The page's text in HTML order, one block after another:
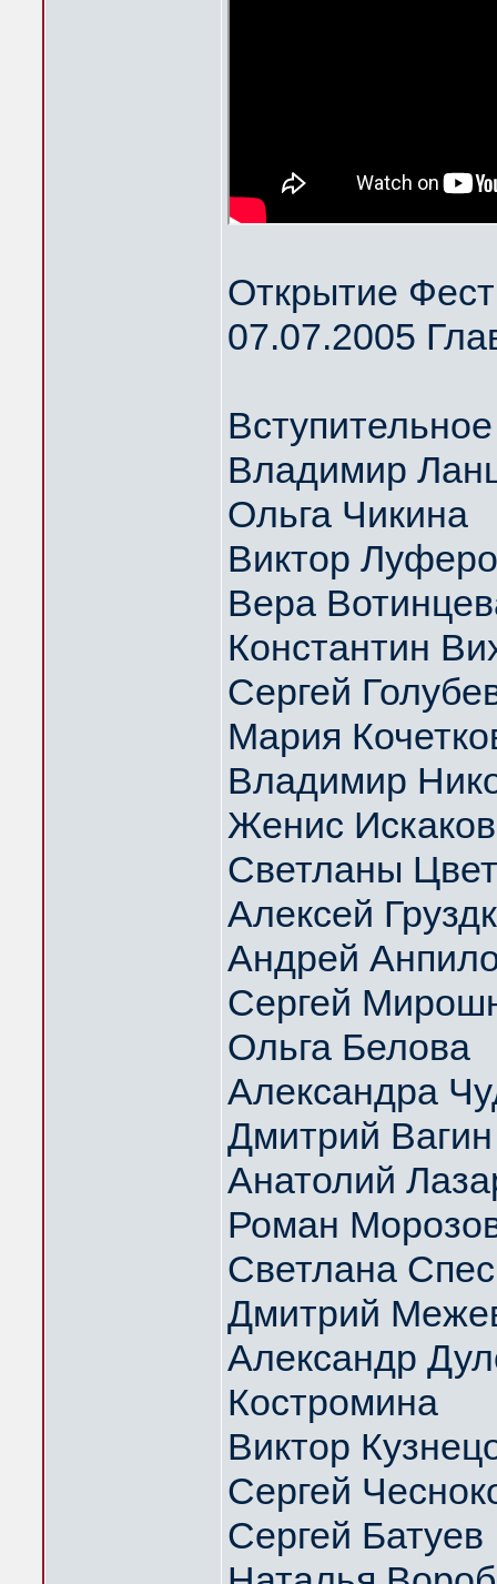
Открытие
07.07.2005
Владимир
Ольга Чикина
Виктор
Вера
Константин
Сергей
Мария
Владимир
Женис
Светланы
Алексей
Андрей
Сергей
Ольга Белова
Александра
Дмитрий
Анатолий
Роман
Светлана
Дмитрий
Александр
Костромина
Виктор
Сергей
Сергей Батуев